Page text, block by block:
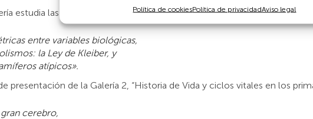
Política de cookiesPolítica de privacidadAviso legal
estudia las entradas:
entre variables biológicas,
la Ley de Kleiber, y
atípicos».
presentación de la Galería 2, “Historia de Vida y ciclos vitales en los
cerebro,